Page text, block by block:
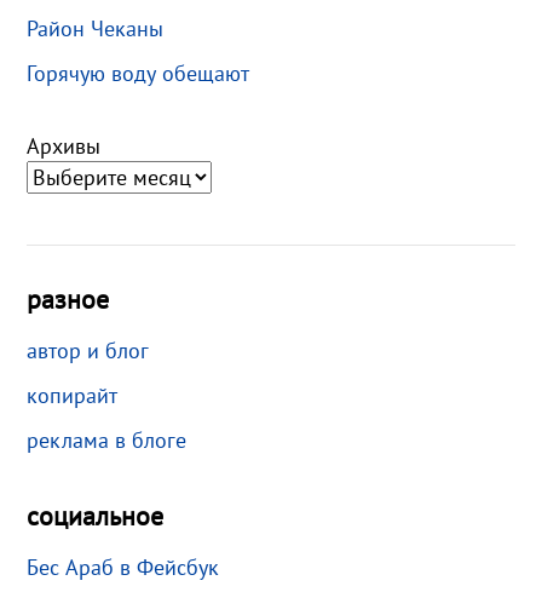
Район Чеканы
Горячую воду обещают
Архивы
разное
автор и блог
копирайт
реклама в блоге
социальное
Бес Араб в Фейсбук